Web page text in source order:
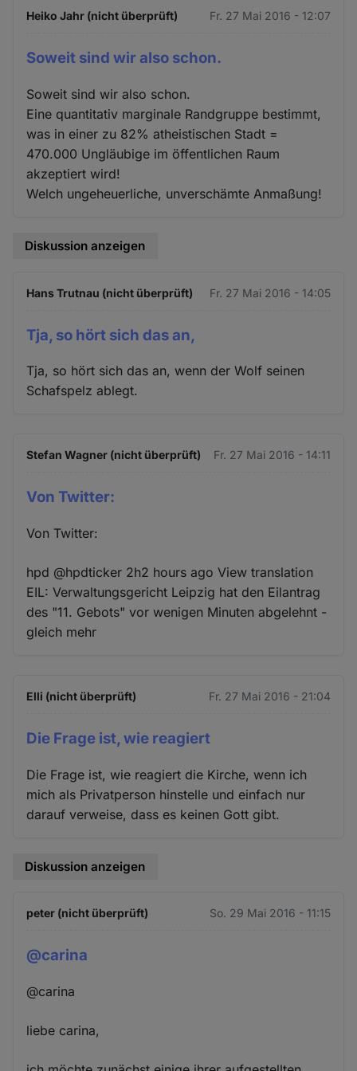
Heiko Jahr (nicht überprüft) Fr. 27 Mai 2016 - 12:07
Soweit sind wir also schon.
Soweit sind wir also schon.
Eine quantitativ marginale Randgruppe bestimmt,
was in einer zu 82% atheistischen Stadt =
470.000 Ungläubige im öffentlichen Raum
akzeptiert wird!
Welch ungeheuerliche, unverschämte Anmaßung!
Diskussion anzeigen
Hans Trutnau (nicht überprüft) Fr. 27 Mai 2016 - 14:05
Tja, so hört sich das an,
Tja, so hört sich das an, wenn der Wolf seinen
Schafspelz ablegt.
Stefan Wagner (nicht überprüft) Fr. 27 Mai 2016 - 14:11
Von Twitter:
Von Twitter:
hpd ‏@hpdticker 2h2 hours ago View translation
EIL: Verwaltungsgericht Leipzig hat den Eilantrag
des "11. Gebots" vor wenigen Minuten abgelehnt -
gleich mehr
Elli (nicht überprüft) Fr. 27 Mai 2016 - 21:04
Die Frage ist, wie reagiert
Die Frage ist, wie reagiert die Kirche, wenn ich
mich als Privatperson hinstelle und einfach nur
darauf verweise, dass es keinen Gott gibt.
Diskussion anzeigen
peter (nicht überprüft) So. 29 Mai 2016 - 11:15
@carina
@carina
liebe carina,